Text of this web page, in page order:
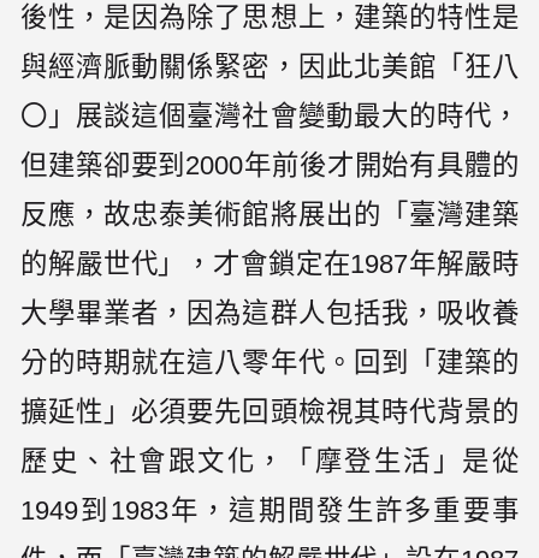
後性，是因為除了思想上，建築的特性是
與經濟脈動關係緊密，因此北美館「狂八
〇」展談這個臺灣社會變動最大的時代，
但建築卻要到2000年前後才開始有具體的
反應，故忠泰美術館將展出的「臺灣建築
的解嚴世代」，才會鎖定在1987年解嚴時
大學畢業者，因為這群人包括我，吸收養
分的時期就在這八零年代。回到「建築的
擴延性」必須要先回頭檢視其時代背景的
歷史、社會跟文化，「摩登生活」是從
1949到1983年，這期間發生許多重要事